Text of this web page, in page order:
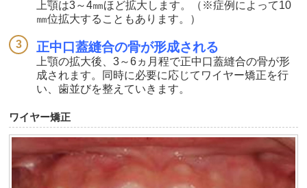
上顎は3～4㎜ほど拡大します。（※症例によって10
㎜位拡大することもあります。）
正中口蓋縫合の骨が形成される
上顎の拡大後、3～6ヵ月程で正中口蓋縫合の骨が形
成されます。同時に必要に応じてワイヤー矯正を行
い、歯並びを整えていきます。
ワイヤー矯正